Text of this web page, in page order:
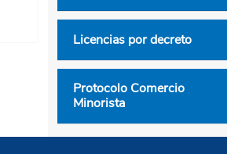
Licencias por decreto
Protocolo Comercio
Minorista